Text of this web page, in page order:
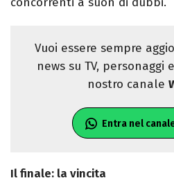
Vuoi essere sempre
news su TV, personaggi
nostro canale
Entra nel
Il finale: la vincita